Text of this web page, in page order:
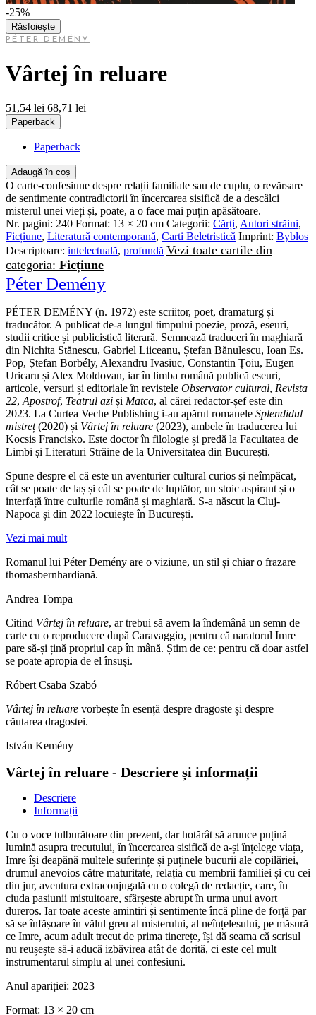
-25%
Răsfoiește
PÉTER DEMÉNY
Vârtej în reluare
51,54 lei 68,71 lei
Paperback
Paperback
Adaugă în coș
O carte-confesiune despre relații familiale sau de cuplu, o revărsare
de sentimente contradictorii în încercarea sisifică de a descâlci
misterul unei vieți și, poate, a o face mai puțin apăsătoare.
Nr. pagini: 240 Format: 13 × 20 cm Categorii: Cărți, Autori străini,
Ficțiune, Literatură contemporană, Carti Beletristică Imprint: Byblos
Descriptoare: intelectuală, profundă Vezi toate cartile din
categoria: Ficțiune
Péter Demény
PÉTER DEMÉNY (n. 1972) este scriitor, poet, dramaturg și
traducător. A publicat de-a lungul timpului poezie, proză, eseuri,
studii critice și publicistică literară. Semnează traduceri în maghiară
din Nichita Stănescu, Gabriel Liiceanu, Ștefan Bănulescu, Ioan Es.
Pop, Ștefan Borbély, Alexandru Ivasiuc, Constantin Țoiu, Eugen
Uricaru și Alex Moldovan, iar în limba română publică eseuri,
articole, versuri și editoriale în revistele Observator cultural, Revista
22, Apostrof, Teatrul azi și Matca, al cărei redactor-șef este din
2023. La Curtea Veche Publishing i-au apărut romanele Splendidul
mistreț(2020) și Vârtej în reluare (2023), ambele în traducerea lui
Kocsis Francisko. Este doctor în filologie și predă la Facultatea de
Limbi și Literaturi Străine de la Universitatea din București.
Spune despre el că este un aventurier cultural curios și neîmpăcat,
cât se poate de laș și cât se poate de luptător, un stoic aspirant și o
interfață între culturile română și maghiară. S-a născut la Cluj-
Napoca și din 2022 locuiește în București.
Vezi mai mult
Romanul lui Péter Demény are o viziune, un stil și chiar o frazare
thomasbernhardiană.
Andrea Tompa
Citind Vârtej în reluare, ar trebui să avem la îndemână un semn de
carte cu o reproducere după Caravaggio, pentru că naratorul Imre
pare să-și țină propriul cap în mână. Știm de ce: pentru că doar astfel
se poate apropia de el însuși.
Róbert Csaba Szabó
Vârtej în reluare vorbește în esență despre dragoste și despre
căutarea dragostei.
István Kemény
Vârtej în reluare - Descriere și informații
Descriere
Informații
Cu o voce tulburătoare din prezent, dar hotărât să arunce puțină
lumină asupra trecutului, în încercarea sisifică de a-și înțelege viața,
Imre își deapănă multele suferințe și puținele bucurii ale copilăriei,
drumul anevoios către maturitate, relația cu membrii familiei și cu cei
din jur, aventura extraconjugală cu o colegă de redacție, care, în
ciuda pasiunii mistuitoare, sfârșește abrupt în urma unui avort
dureros. Iar toate aceste amintiri și sentimente încă pline de forță par
să se înfășoare în vălul greu al misterului, al neînțelesului, pe măsură
ce Imre, acum adult trecut de prima tinerețe, își dă seama că scrisul
nu reușește să-i aducă izbăvirea atât de dorită, ci este cel mult
instrumentarul simplu al unei confesiuni.
Anul apariției: 2023
Format: 13 × 20 cm